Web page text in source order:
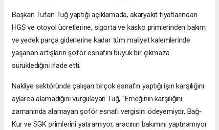
Başkan Tufan Tuğ yaptığı açıklamada, akaryakıt fiyatlarından
HGS ve otoyol ücretlerine, sigorta ve kasko primlerinden bakım
ve yedek parça giderlerine kadar tüm maliyet kalemlerinde
yaşanan artışların şoför esnafını büyük bir çıkmaza
sürüklediğini ifade etti.
Nakliye sektöründe çalışan birçok esnafın yaptığı işin karşılığını
aylarca alamadığını vurgulayan Tuğ, "Emeğinin karşılığını
zamanında alamayan şoför esnafı vergisini ödeyemiyor, Bağ-
Kur ve SGK primlerini yatıramıyor, aracının bakımını yaptıramıyor